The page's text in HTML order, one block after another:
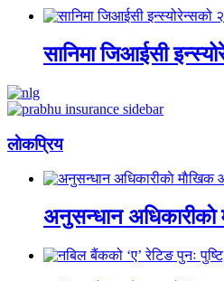
सानिमा जिआईसी
लाेकप्रिय
अनुसन्धान